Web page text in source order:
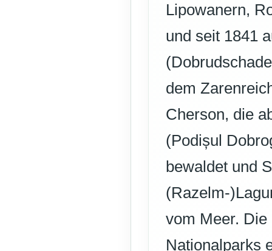
Lipowanern,
und seit 1841
dem
Cherson, die
(Podișul
bewaldet und
(Razelm-
vom Meer. Die
Nationalparks